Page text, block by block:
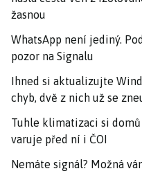
žasnou
WhatsApp není jediný.
pozor na Signalu
Ihned si aktualizujte
chyb, dvě z nich už se
Tuhle klimatizaci si
varuje před ní i ČOI
Nemáte signál? Možná